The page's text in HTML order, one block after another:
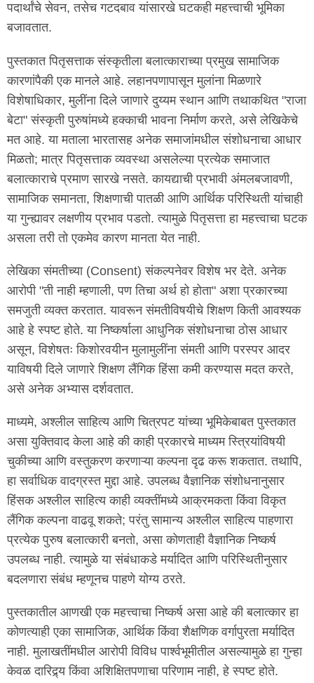
पदार्थांचे सेवन, तसेच गटदबाव यांसारखे घटकही महत्त्वाची भूमिका
बजावतात.
पुस्तकात पितृसत्ताक संस्कृतीला बलात्काराच्या प्रमुख सामाजिक
कारणांपैकी एक मानले आहे. लहानपणापासून मुलांना मिळणारे
विशेषाधिकार, मुलींना दिले जाणारे दुय्यम स्थान आणि तथाकथित "राजा
बेटा" संस्कृती पुरुषांमध्ये हक्काची भावना निर्माण करते, असे लेखिकेचे
मत आहे. या मताला भारतासह अनेक समाजांमधील संशोधनाचा आधार
मिळतो; मात्र पितृसत्ताक व्यवस्था असलेल्या प्रत्येक समाजात
बलात्काराचे प्रमाण सारखे नसते. कायद्याची प्रभावी अंमलबजावणी,
सामाजिक समानता, शिक्षणाची पातळी आणि आर्थिक परिस्थिती यांचाही
या गुन्ह्यावर लक्षणीय प्रभाव पडतो. त्यामुळे पितृसत्ता हा महत्त्वाचा घटक
असला तरी तो एकमेव कारण मानता येत नाही.
लेखिका संमतीच्या (Consent) संकल्पनेवर विशेष भर देते. अनेक
आरोपी "ती नाही म्हणाली, पण तिचा अर्थ हो होता" अशा प्रकारच्या
समजुती व्यक्त करतात. यावरून संमतीविषयीचे शिक्षण किती आवश्यक
आहे हे स्पष्ट होते. या निष्कर्षाला आधुनिक संशोधनाचा ठोस आधार
असून, विशेषतः किशोरवयीन मुलामुलींना संमती आणि परस्पर आदर
याविषयी दिले जाणारे शिक्षण लैंगिक हिंसा कमी करण्यास मदत करते,
असे अनेक अभ्यास दर्शवतात.
माध्यमे, अश्लील साहित्य आणि चित्रपट यांच्या भूमिकेबाबत पुस्तकात
असा युक्तिवाद केला आहे की काही प्रकारचे माध्यम स्त्रियांविषयी
चुकीच्या आणि वस्तुकरण करणाऱ्या कल्पना दृढ करू शकतात. तथापि,
हा सर्वाधिक वादग्रस्त मुद्दा आहे. उपलब्ध वैज्ञानिक संशोधनानुसार
हिंसक अश्लील साहित्य काही व्यक्तींमध्ये आक्रमकता किंवा विकृत
लैंगिक कल्पना वाढवू शकते; परंतु सामान्य अश्लील साहित्य पाहणारा
प्रत्येक पुरुष बलात्कारी बनतो, असा कोणताही वैज्ञानिक निष्कर्ष
उपलब्ध नाही. त्यामुळे या संबंधाकडे मर्यादित आणि परिस्थितीनुसार
बदलणारा संबंध म्हणूनच पाहणे योग्य ठरते.
पुस्तकातील आणखी एक महत्त्वाचा निष्कर्ष असा आहे की बलात्कार हा
कोणत्याही एका सामाजिक, आर्थिक किंवा शैक्षणिक वर्गापुरता मर्यादित
नाही. मुलाखतींमधील आरोपी विविध पार्श्वभूमीतील असल्यामुळे हा गुन्हा
केवळ दारिद्र्य किंवा अशिक्षितपणाचा परिणाम नाही, हे स्पष्ट होते.